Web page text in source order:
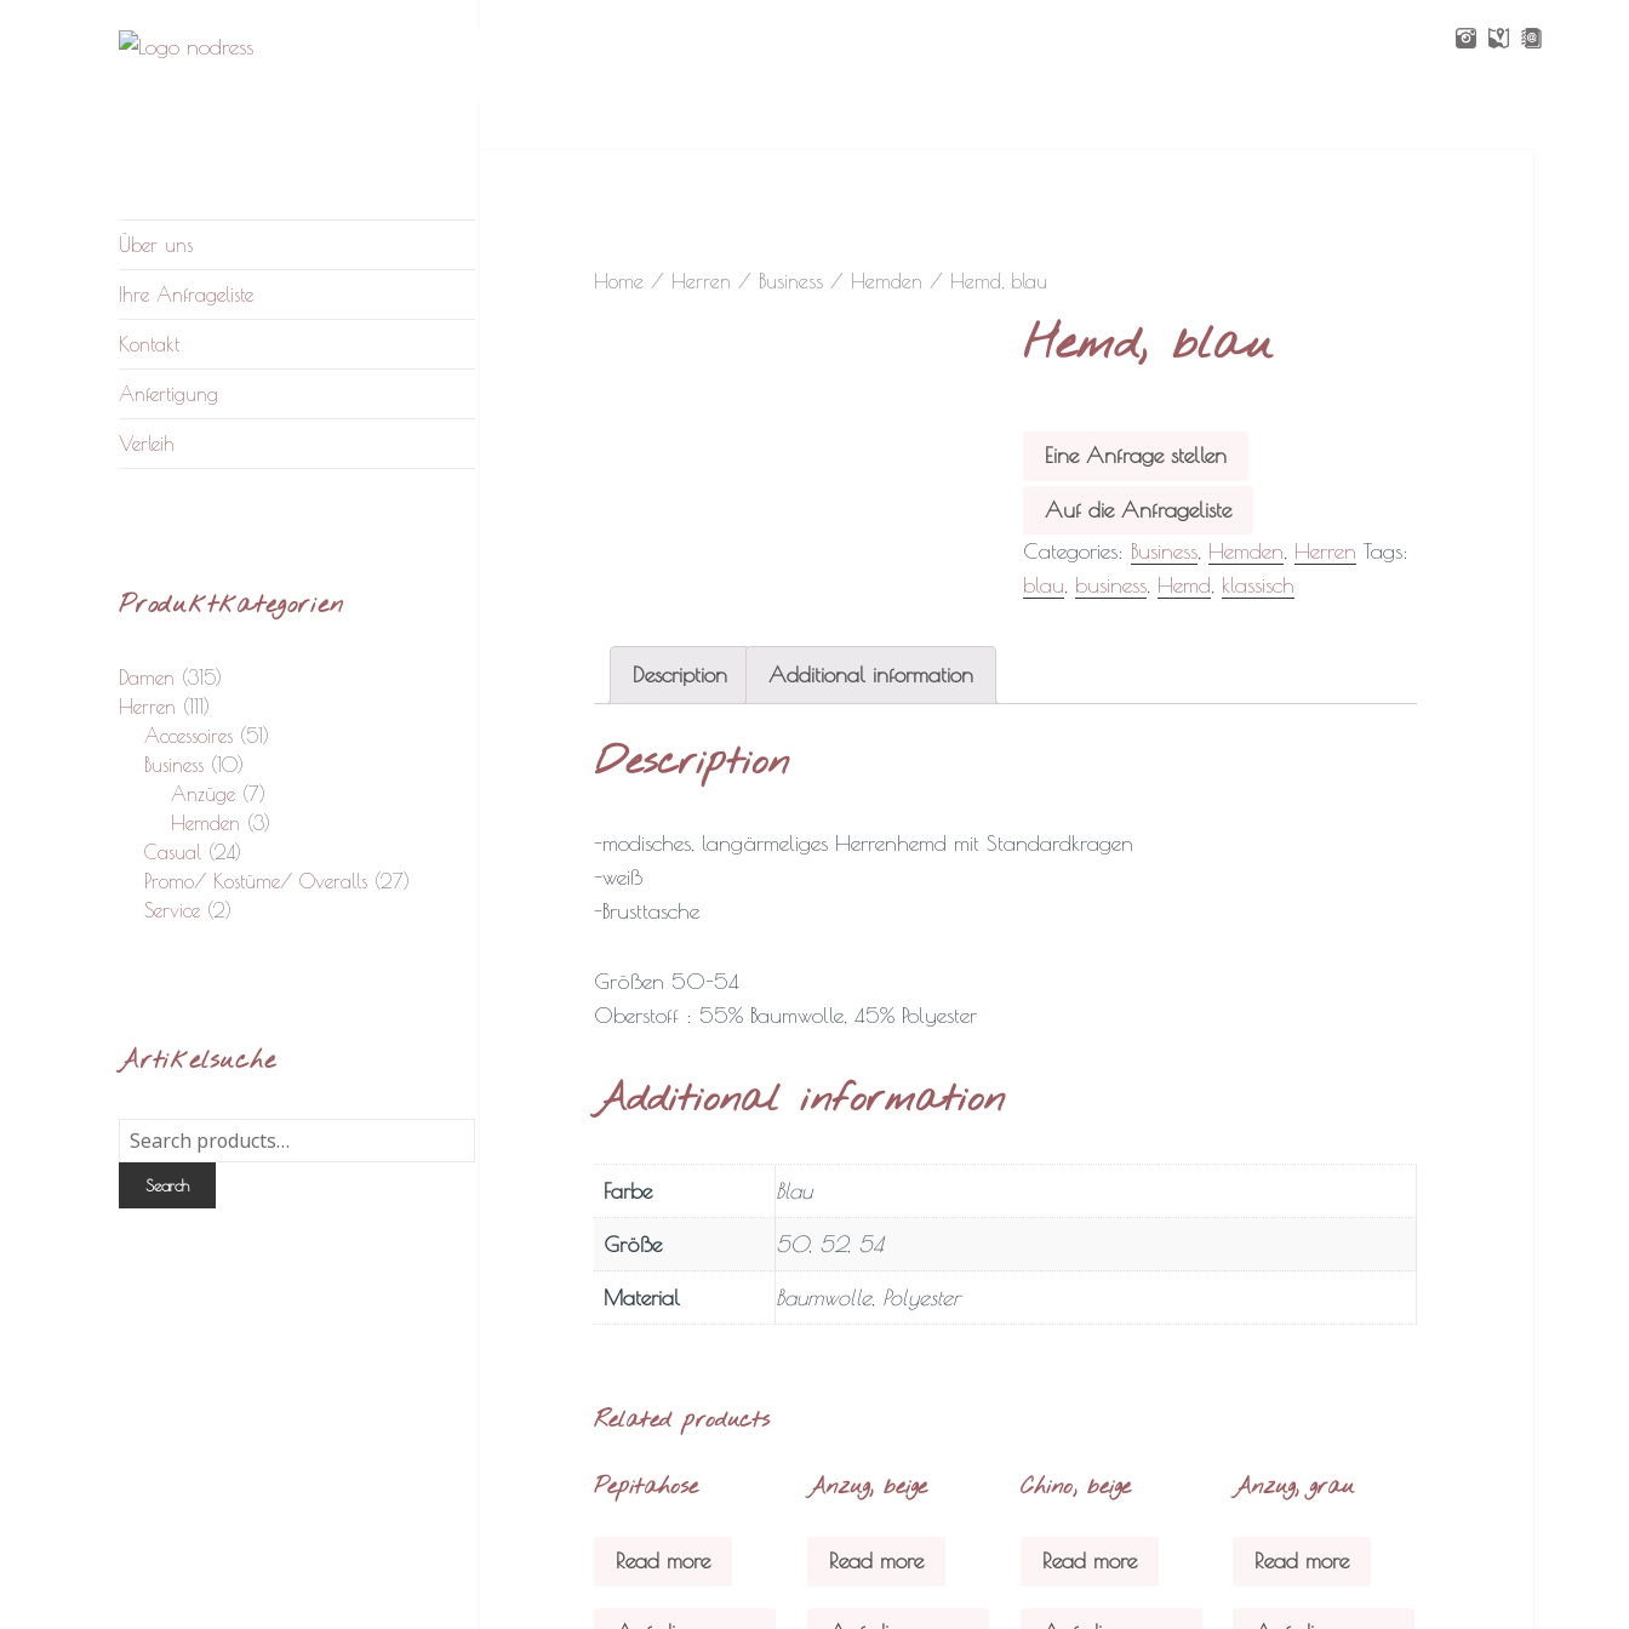
Über uns
Ihre Anfrageliste
Kontakt
Anfertigung
Verleih
Produktkategorien
Damen (315)
Herren (111)
Accessoires (51)
Business (10)
Anzüge (7)
Hemden (3)
Casual
(24)
Promo/ Kostüme/ Overalls (27)
Service (2)
Artikelsuche
Search
for:
Search
Home / Herren / Business / Hemden / Hemd, blau
Hemd, blau
Eine Anfrage stellen
Auf die Anfrageliste
Categories: Business, Hemden Herren Tags:
blau business, Hemd klassisch
Description Additional information
Description
-modisches, langärmeliges Herrenhemd mit Standardkragen
-weiß
-Brusttasche
Größen 50-54
Oberstoff : 55% Baumwolle, 45% Polyester
Additional information
Farbe Blau
Größe 50, 52, 54
Material Baumwolle, Polyester
Related products
Pepitahose
Read more
Anzug, beige
Read more
Chino, beige
Read more
Anzug, grau
Read more